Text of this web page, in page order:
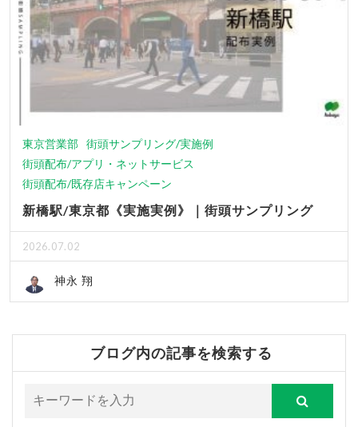
東京営業部 街頭サンプリング/実施例
街頭配布/アプリ・ネットサービス
街頭配布/既存店キャンペーン
新橋駅/東京都《実施実例》｜街頭サンプリング
2026.07.02
神永 翔
ブログ内の記事を検索する